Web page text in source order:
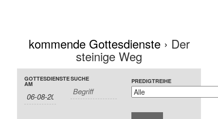
kommende Gottesdienste› Der
steinige Weg
Gottesdienste
Search
and
Gottesdienste
Search
GOTTESDIENSTE
AM
SUCHE PREDIGTREIHE
Event
Views
Navigation